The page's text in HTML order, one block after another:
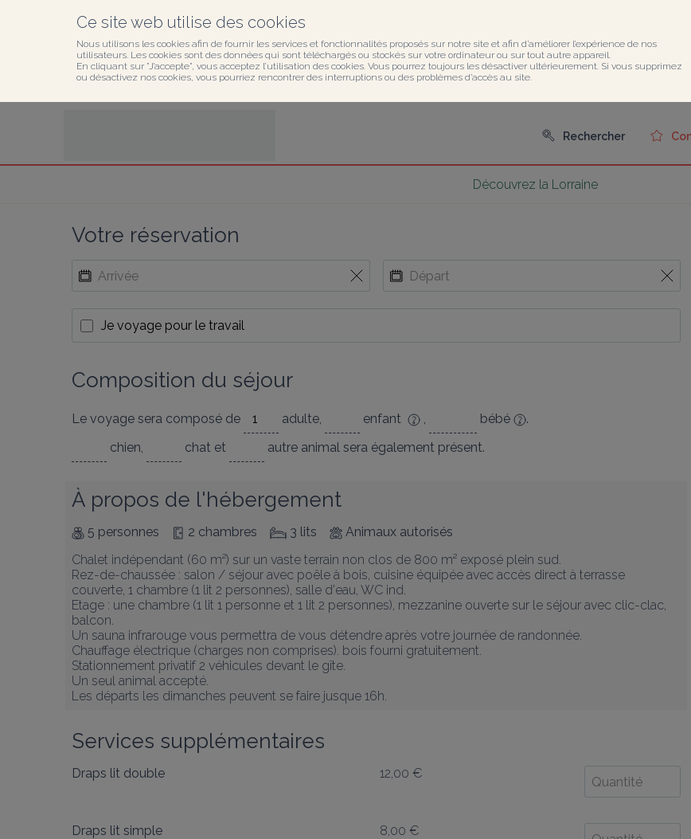
Ce site web utilise des cookies
Nous utilisons les cookies afin de fournir les services et fonctionnalités proposés sur notre site et afin d’améliorer l’expérience de nos
utilisateurs. Les cookies sont des données qui sont téléchargés ou stockés sur votre ordinateur ou sur tout autre appareil.
En cliquant sur ”J’accepte”, vous acceptez l’utilisation des cookies. Vous pourrez toujours les désactiver ultérieurement. Si vous supprimez
ou désactivez nos cookies, vous pourriez rencontrer des interruptions ou des problèmes d’accès au site.
Rechercher
Découvrez la Lorraine
Votre réservation
Je voyage pour le travail
Composition du séjour
Le voyage sera composé de adulte, enfant , bébé
.
chien, chat et autre animal sera également présent.
À propos de l'hébergement
5 personnes 2 chambres 3 lits
Animaux autorisés
Chalet indépendant (60 m²) sur un vaste terrain non clos de 800 m² exposé plein sud.
Rez-de-chaussée : salon / séjour avec poêle à bois, cuisine équipée avec accès direct à terrasse
couverte, 1 chambre (1 lit 2 personnes), salle d'eau, WC ind.
Etage : une chambre (1 lit 1 personne et 1 lit 2 personnes), mezzanine ouverte sur le séjour avec clic-clac,
balcon.
Un sauna infrarouge vous permettra de vous détendre après votre journée de randonnée.
Chauffage électrique (charges non comprises). bois fourni gratuitement.
Stationnement privatif 2 véhicules devant le gîte.
Un seul animal accepté.
Les départs les dimanches peuvent se faire jusque 16h.
Services supplémentaires
Draps lit double 12,00 €
Draps lit simple 8,00 €